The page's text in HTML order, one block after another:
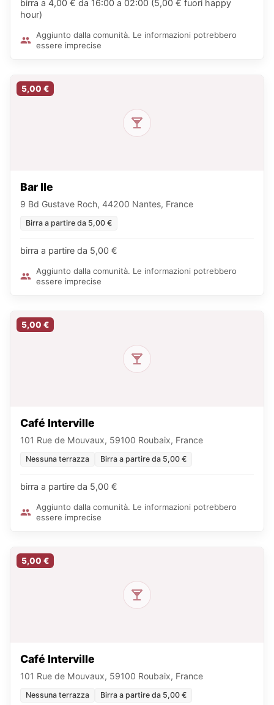
birra a 4,00 € da 16:00 a 02:00 (5,00 € fuori happy
hour)
Aggiunto dalla comunità. Le informazioni potrebbero
essere imprecise
5,00 €
Bar Ile
9 Bd Gustave Roch, 44200 Nantes, France
Birra a partire da 5,00 €
birra a partire da 5,00 €
Aggiunto dalla comunità. Le informazioni potrebbero
essere imprecise
5,00 €
Café Interville
101 Rue de Mouvaux, 59100 Roubaix, France
Nessuna terrazza Birra a partire da 5,00 €
birra a partire da 5,00 €
Aggiunto dalla comunità. Le informazioni potrebbero
essere imprecise
5,00 €
Café Interville
101 Rue de Mouvaux, 59100 Roubaix, France
Nessuna terrazza Birra a partire da 5,00 €